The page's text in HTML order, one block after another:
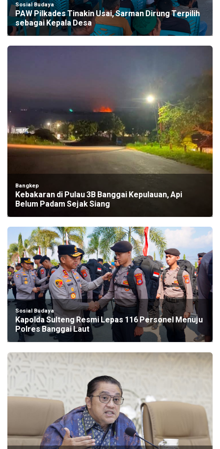
Sosial Budaya
PAW Pilkades Tinakin Usai, Sarman Dirung Terpilih
sebagai Kepala Desa
Bangkep
Kebakaran di Pulau 3B Banggai Kepulauan, Api
Belum Padam Sejak Siang
Sosial Budaya
Kapolda Sulteng Resmi Lepas 116 Personel Menuju
Polres Banggai Laut